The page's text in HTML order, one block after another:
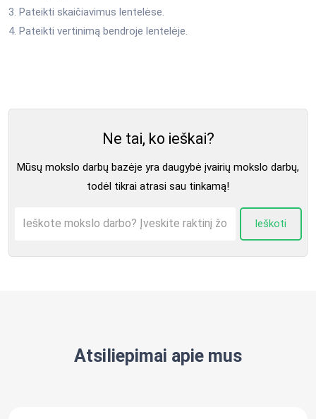
3. Pateikti skaičiavimus lentelėse.
4. Pateikti vertinimą bendroje lentelėje.
Ne tai, ko ieškai?
Mūsų mokslo darbų bazėje yra daugybė įvairių mokslo darbų,
todėl tikrai atrasi sau tinkamą!
Ieškoti
Atsiliepimai apie mus